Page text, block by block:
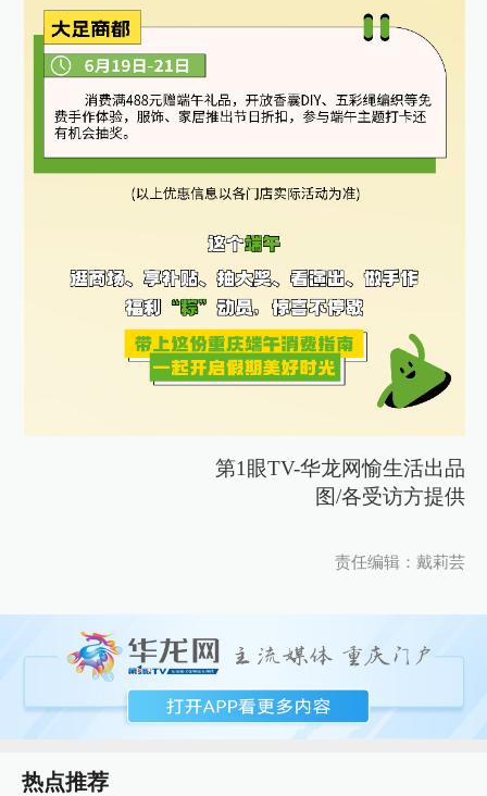
第1眼TV-华龙网愉生活出品
图/各受访方提供
责任编辑：戴莉芸
热点推荐